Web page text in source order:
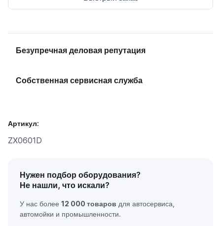
Безупречная деловая репутация
Собственная сервисная служба
Артикул:
ZX0601D
Нужен подбор оборудования?
Не нашли, что искали?
У нас более 12 000 товаров для автосервиса,
автомойки и промышленности.